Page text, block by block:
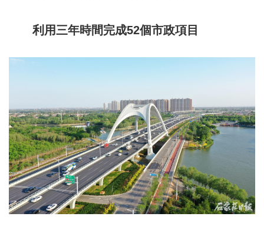
利用三年時間完成52個市政項目